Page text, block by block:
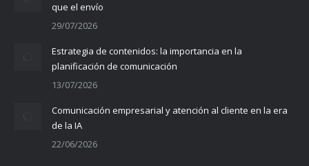
que el envío
29/07/2026
Estrategia de contenidos: la importancia en la
planificación de comunicación
13/07/2026
Comunicación empresarial y atención al cliente en la era
de la IA
22/06/2026